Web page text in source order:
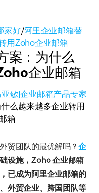
家好/阿里企业邮箱替
用Zoho企业邮箱
案：为什么
企业邮箱
亚敏|企业邮箱产品专家
贸团队的最优解吗？企
设施，Zoho 企业邮箱
已成为阿里企业邮箱的
外贸企业、跨国团队等